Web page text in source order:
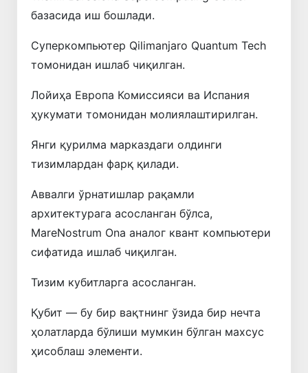
базасида иш бошлади.
Суперкомпьютер Qilimanjaro Quantum Tech
томонидан ишлаб чиқилган.
Лойиҳа Европа Комиссияси ва Испания
ҳукумати томонидан молиялаштирилган.
Янги қурилма марказдаги олдинги
тизимлардан фарқ қилади.
Аввалги ўрнатишлар рақамли
архитектурага асосланган бўлса,
MareNostrum Ona ​​​​аналог квант компьютери
сифатида ишлаб чиқилган.
Тизим кубитларга асосланган.
Қубит — бу бир вақтнинг ўзида бир нечта
ҳолатларда бўлиши мумкин бўлган махсус
ҳисоблаш элементи.